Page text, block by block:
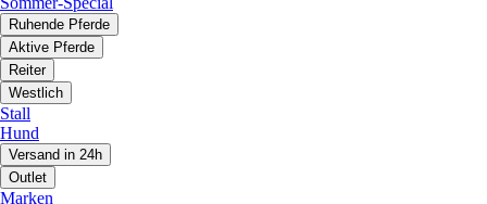
Ruhende Pferde
Aktive Pferde
Reiter
Westlich
Stall
Hund
Versand in 24h
Outlet
Marken